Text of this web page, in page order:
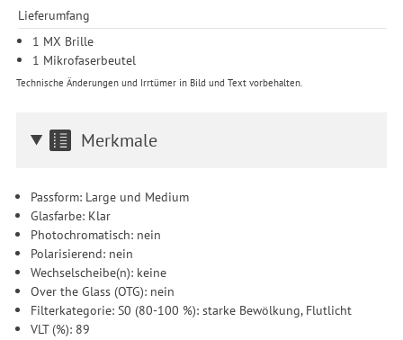
Lieferumfang
1 MX Brille
1 Mikrofaserbeutel
Technische Änderungen und Irrtümer in Bild und Text vorbehalten.
Merkmale
Passform: Large und Medium
Glasfarbe: Klar
Photochromatisch: nein
Polarisierend: nein
Wechselscheibe(n): keine
Over the Glass (OTG): nein
Filterkategorie: S0 (80-100 %): starke Bewölkung, Flutlicht
VLT (%): 89